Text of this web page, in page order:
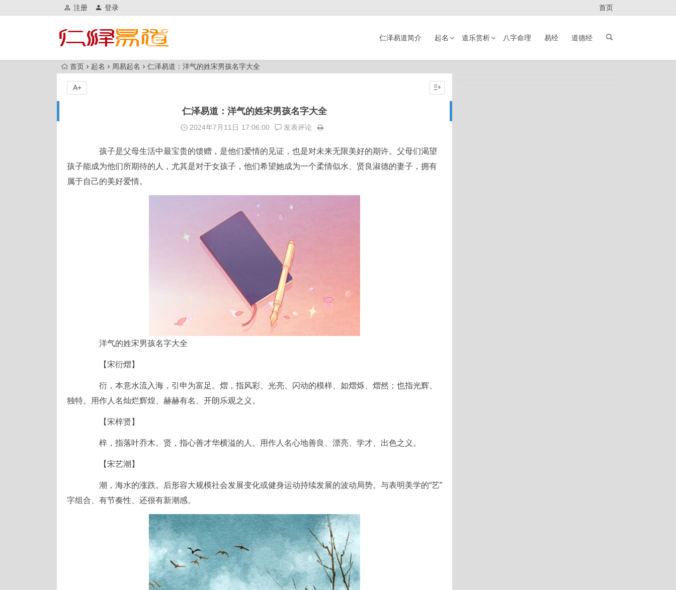
注册 登录 首页
仁泽易道简介 起名 道乐赏析 八字命理 易经 道德经
首页 起名 周易起名 仁泽易道：洋气的姓宋男孩名字大全
仁泽易道：洋气的姓宋男孩名字大全
2024年7月11日 17:06:00 发表评论
孩子是父母生活中最宝贵的馈赠，是他们爱情的见证，也是对未来无限美好的期许。父母们渴望
孩子能成为他们所期待的人，尤其是对于女孩子，他们希望她成为一个柔情似水、贤良淑德的妻子，拥有
属于自己的美好爱情。
洋气的姓宋男孩名字大全
【宋衍熠】
衍，本意水流入海，引申为富足。熠，指风彩、光亮、闪动的模样、如熠烁、熠然；也指光辉、
独特。用作人名灿烂辉煌、赫赫有名、开朗乐观之义。
【宋梓贤】
梓，指落叶乔木。贤，指心善才华横溢的人。用作人名心地善良、漂亮、学才、出色之义。
【宋艺潮】
潮，海水的涨跌。后形容大规模社会发展变化或健身运动持续发展的波动局势。与表明美学的“艺”
字组合、有节奏性、还很有新潮感。
A+